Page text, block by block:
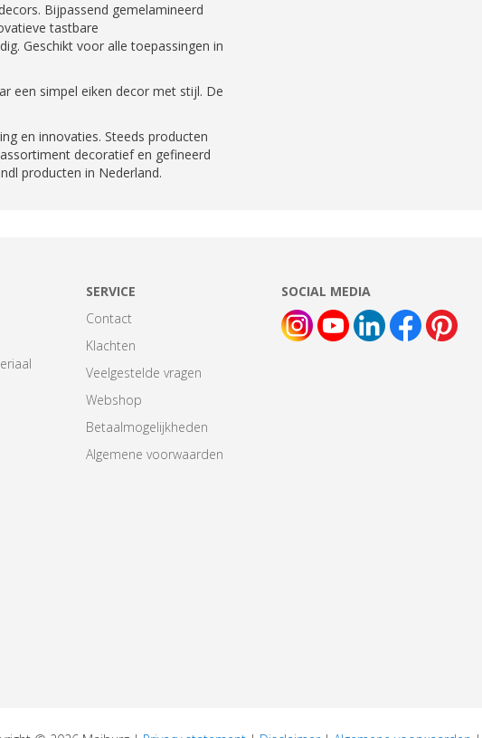
Bijpassend gemelamineerd
tastbare
Geschikt voor alle toepassingen in
een simpel eiken decor met stijl. De
en innovaties. Steeds producten
decoratief en gefineerd
producten in Nederland.
SERVICE
Contact
Klachten
Veelgestelde vragen
Webshop
Betaalmogelijkheden
Algemene voorwaarden
SOCIAL MEDIA